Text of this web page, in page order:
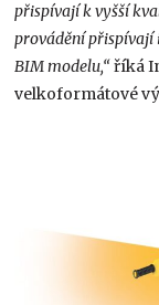
přispívají k vyšší
provádění přispívají
BIM modelu,“ říká
velkoformátové